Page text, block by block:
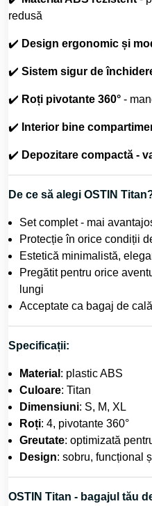
redusă
✔️ Design ergonomic și
✔️ Sistem sigur de
✔️ Roți pivotante 360° -
✔️ Interior bine
✔️ Depozitare compactă -
De ce să alegi OSTIN
Set complet - mai
Protecție în orice condiții
Estetică minimalistă,
Pregătit pentru orice
lungi
Acceptate ca bagaj de cală
Specificații:
Material : plastic ABS
Culoare: Titan
Dimensiuni: S, M, XL
Roți: 4, pivotante 360°
Greutate: optimizată
Design: sobru, funcțional
OSTIN Titan - bagajul tău